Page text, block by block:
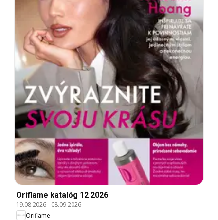
Oriflame katalóg 12 2026
19.08.2026- 08.09.2026
Oriflame